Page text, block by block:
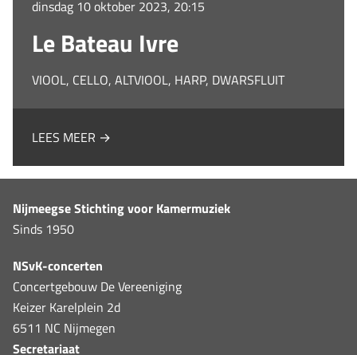
dinsdag 10 oktober 2023, 20:15
Le Bateau Ivre
VIOOL, CELLO, ALTVIOOL, HARP, DWARSFLUIT
LEES MEER →
Nijmeegse Stichting voor Kamermuziek
Sinds 1950
NSvK-concerten
Concertgebouw De Vereeniging
Keizer Karelplein 2d
6511 NC Nijmegen
Secretariaat